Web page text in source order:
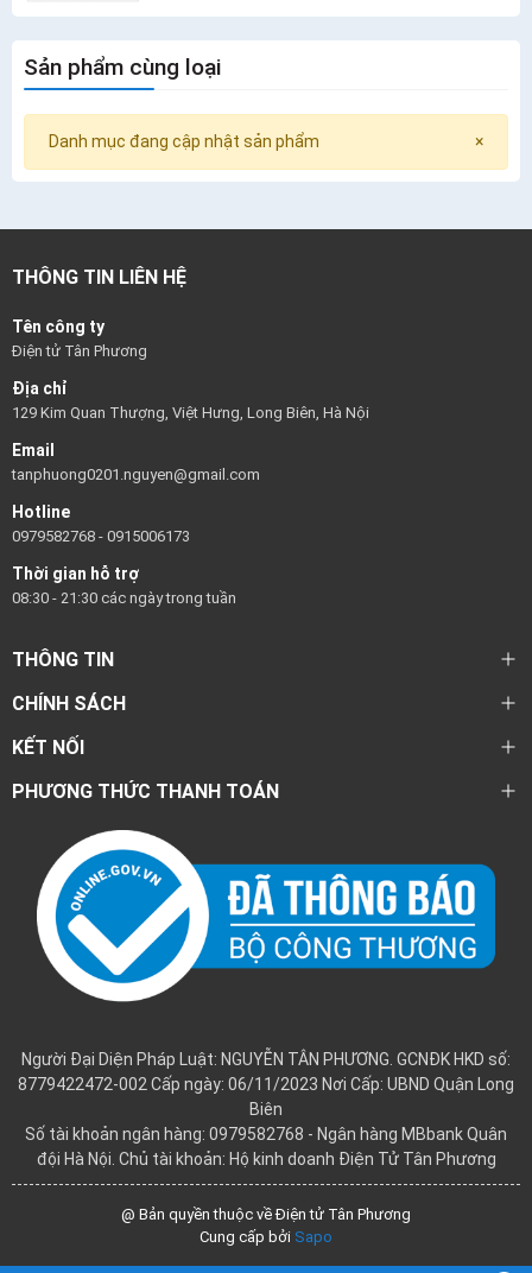
Sản phẩm cùng loại
×
Danh mục đang cập nhật sản phẩm
THÔNG TIN LIÊN HỆ
Tên công ty
Điện tử Tân Phương
Địa chỉ
129 Kim Quan Thượng, Việt Hưng, Long Biên, Hà Nội
Email
tanphuong0201.nguyen@gmail.com
Hotline
0979582768 - 0915006173
Thời gian hỗ trợ
08:30 - 21:30 các ngày trong tuần
THÔNG TIN
CHÍNH SÁCH
KẾT NỐI
PHƯƠNG THỨC THANH TOÁN
Người Đại Diện Pháp Luật: NGUYỄN TÂN PHƯƠNG. GCNĐK HKD số:
8779422472-002 Cấp ngày: 06/11/2023 Nơi Cấp: UBND Quận Long
Biên
Số tài khoản ngân hàng: 0979582768 - Ngân hàng MBbank Quân
đội Hà Nội. Chủ tài khoản: Hộ kinh doanh Điện Tử Tân Phương
@ Bản quyền thuộc về Điện tử Tân Phương
Cung cấp bởi Sapo